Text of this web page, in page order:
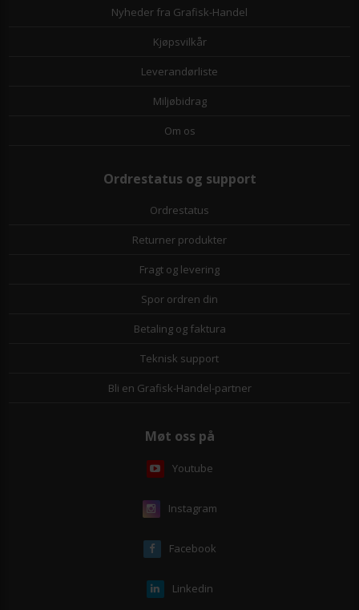
Nyheder fra Grafisk-Handel
Kjøpsvilkår
Leverandørliste
Miljøbidrag
Om os
Ordrestatus og support
Ordrestatus
Returner produkter
Fragt og levering
Spor ordren din
Betaling og faktura
Teknisk support
Bli en Grafisk-Handel-partner
Møt oss på
Youtube
Instagram
Facebook
Linkedin